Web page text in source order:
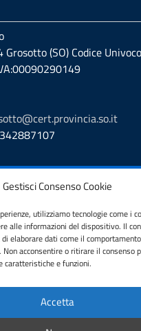
Gestisci Consenso Cookie
utilizziamo tecnologie come i
alle informazioni del dispositivo. Il
elaborare dati come il
acconsentire o ritirare il consenso
caratteristiche e funzioni.
Accetta
(SO) Codice